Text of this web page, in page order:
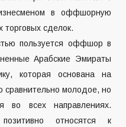
в оффшорную
сделок.
пользуется оффшор в
Арабские Эмираты
которая основана на
сравнительно молодое, но
во всех направлениях.
относятся к